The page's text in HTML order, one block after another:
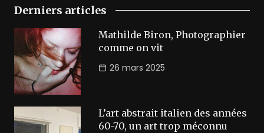
Derniers articles
Mathilde Biron, Photographier
comme on vit
26 mars 2025
L’art abstrait italien des années
60-70, un art trop méconnu